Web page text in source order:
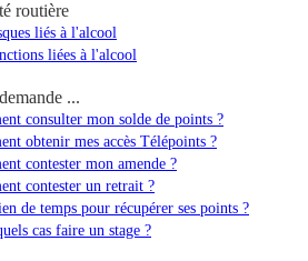
routière
liés à l'alcool
liées à l'alcool
...
consulter mon solde de points ?
obtenir mes accès Télépoints ?
contester mon amende ?
contester un retrait ?
de temps pour récupérer ses points ?
cas faire un stage ?